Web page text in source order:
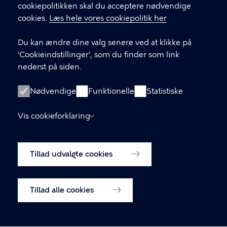
cookiepolitikken skal du acceptere nødvendige
cookies. Læs hele vores cookiepolitik her
Du kan ændre dine valg senere ved at klikke på
'Cookieindstillinger', som du finder som link
nederst på siden.
Nødvendige Funktionelle Statistiske
Vis cookieforklaring
Tillad udvalgte cookies
Tillad alle cookies
GENVEJE
Digital Post
Databeskyttelse
Tilgængelighedserklæring
Om hjemmesiden
Cookiepolitik